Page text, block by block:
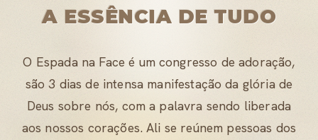
A ESSÊNCIA DE TUDO
O Espada na Face é um congresso de adoração,
são 3 dias de intensa manifestação da glória de
Deus sobre nós, com a palavra sendo liberada
aos nossos corações. Ali se reúnem pessoas dos